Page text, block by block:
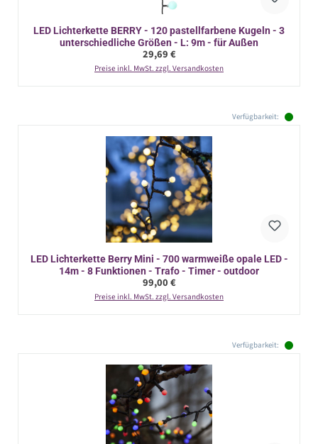
LED Lichterkette BERRY - 120 pastellfarbene Kugeln - 3
unterschiedliche Größen - L: 9m - für Außen
Regulärer Preis:
29,69 €
Preise inkl. MwSt. zzgl. Versandkosten
Verfügbarkeit:
LED Lichterkette Berry Mini - 700 warmweiße opale LED -
14m - 8 Funktionen - Trafo - Timer - outdoor
Regulärer Preis:
99,00 €
Preise inkl. MwSt. zzgl. Versandkosten
Verfügbarkeit: